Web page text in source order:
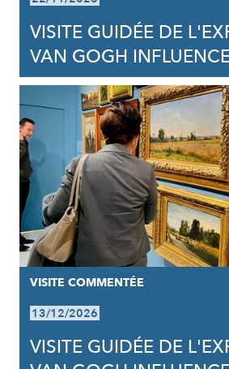
VISITE GUIDÉE DE
VAN GOGH
VISITE COMMENTÉE
13/12/2026
VISITE GUIDÉE DE